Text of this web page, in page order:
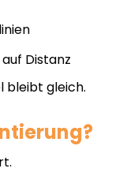
Distanz
bleibt gleich.